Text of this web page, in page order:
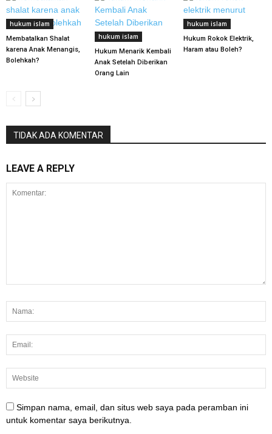
hukum islam
Membatalkan Shalat
karena Anak Menangis,
Bolehkah?
hukum islam
Hukum Menarik Kembali
Anak Setelah Diberikan
Orang Lain
hukum islam
Hukum Rokok Elektrik,
Haram atau Boleh?
TIDAK ADA KOMENTAR
LEAVE A REPLY
Simpan nama, email, dan situs web saya pada peramban ini
untuk komentar saya berikutnya.